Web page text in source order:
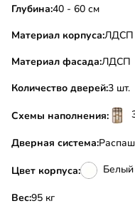
Глубина:40 - 60 см
Материал корпуса:ЛДСП
Материал фасада:ЛДСП
Количество дверей:3 шт.
Схемы наполнения:
Дверная система:
Цвет корпуса: Белый
Вес:
95 кг